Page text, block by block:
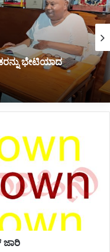
ಭೇಟಿಯಾದ
ತಗುಲಿದ